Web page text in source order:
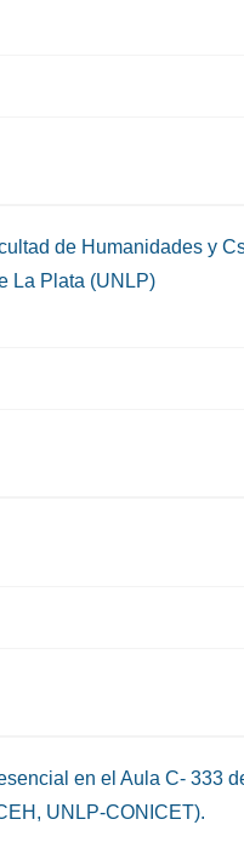
de Humanidades y
La Plata (UNLP)
en el Aula C- 333
UNLP-CONICET).